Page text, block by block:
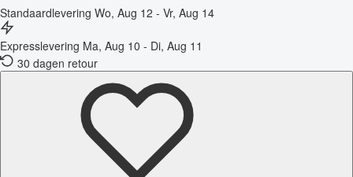
Standaardlevering Wo, Aug 12 - Vr, Aug 14
Expresslevering Ma, Aug 10 - Di, Aug 11
30 dagen retour